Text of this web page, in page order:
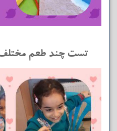
تست چند طعم مختلف